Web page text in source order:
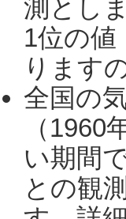
測とし
1位の値
ります
全国の
（
い期間
との観